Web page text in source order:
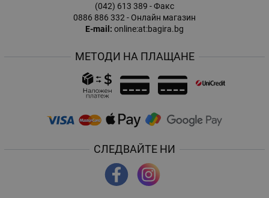
(042) 613 389 - Факс
0886 886 332 - Онлайн магазин
E-mail: online:at:bagira.bg
МЕТОДИ НА ПЛАЩАНЕ
СЛЕДВАЙТЕ НИ